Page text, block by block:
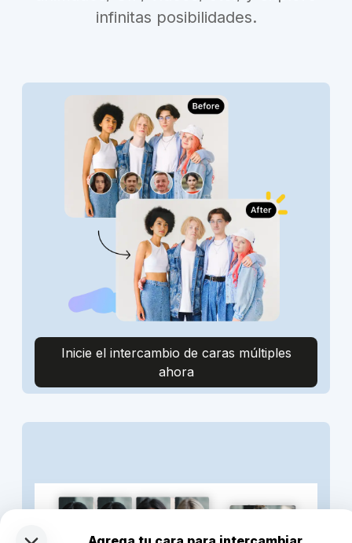
infinitas posibilidades.
Inicie el intercambio de caras múltiples
ahora